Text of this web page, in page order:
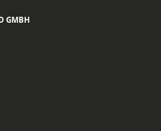
GMBH